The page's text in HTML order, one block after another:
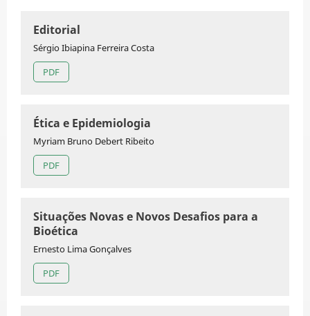
Editorial
Sérgio Ibiapina Ferreira Costa
PDF
Ética e Epidemiologia
Myriam Bruno Debert Ribeito
PDF
Situações Novas e Novos Desafios para a
Bioética
Ernesto Lima Gonçalves
PDF